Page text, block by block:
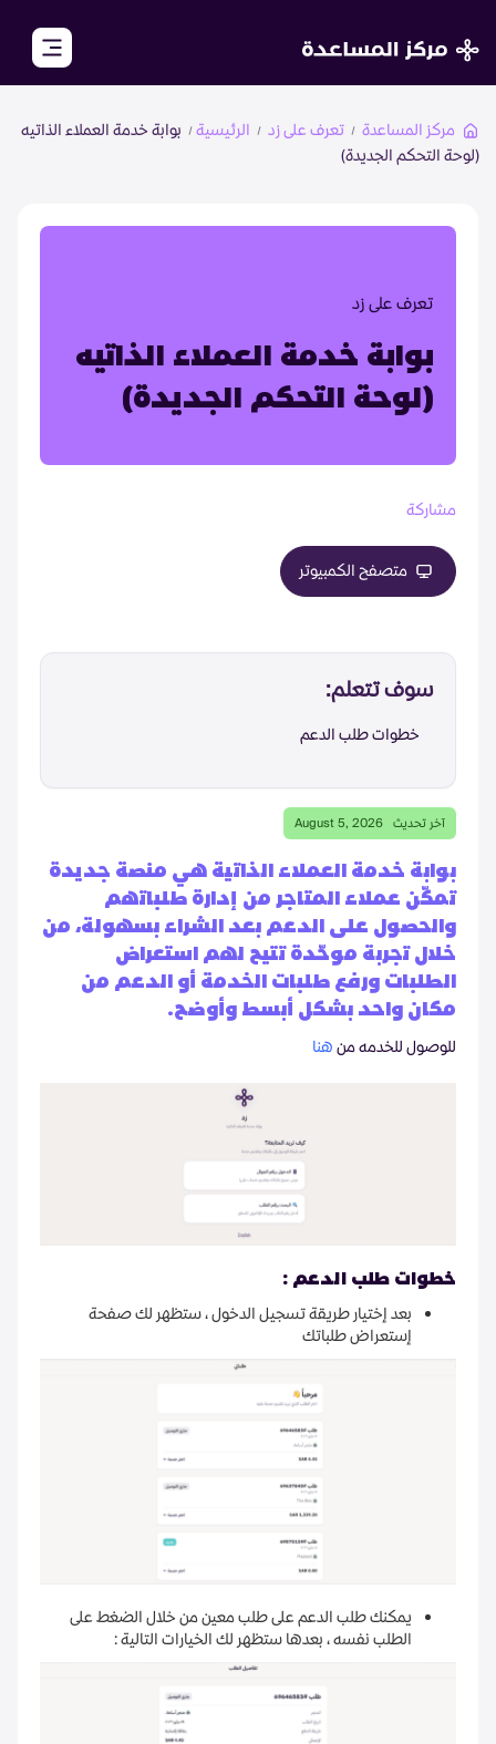
close
الرئيسية
الأكاديمية
الأسئلة الشائعة
تواصل معنا
مركز المساعدة تعرف على زد الرئيسية بوابة خدمة العملاء الذاتيه
(لوحة التحكم الجديدة)
تعرف على زد
بوابة خدمة العملاء الذاتيه
(لوحة التحكم الجديدة)
مشاركة
متصفح الكمبيوتر
سوف تتعلم:
خطوات طلب الدعم
آخر تحديث August 5, 2026
بوابة خدمة العملاء الذاتية هي منصة جديدة
تمكّن عملاء المتاجر من إدارة طلباتهم
والحصول على الدعم بعد الشراء بسهولة، من
خلال تجربة موحّدة تتيح لهم استعراض
الطلبات ورفع طلبات الخدمة أو الدعم من
مكان واحد بشكل أبسط وأوضح.
للوصول للخدمه منهنا
خطوات طلب الدعم :
بعد إختيار طريقة تسجيل الدخول ، ستظهر لك صفحة
إستعراض طلباتك
يمكنك طلب الدعم على طلب معين من خلال الضغط على
الطلب نفسه ، بعدها ستظهر لك الخيارات التالية :